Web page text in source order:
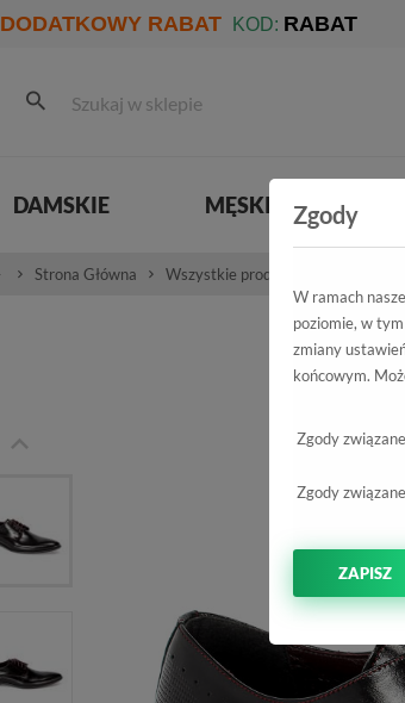
DODATKOWY RABAT KOD: RABAT
DAMSKIE MĘSKIE
Strona Główna Wszystkie produkty
358/
Zgody
W ramach
poziomie, w
zmiany
końcowym.
Zgody
Zgody
ZAPISZ